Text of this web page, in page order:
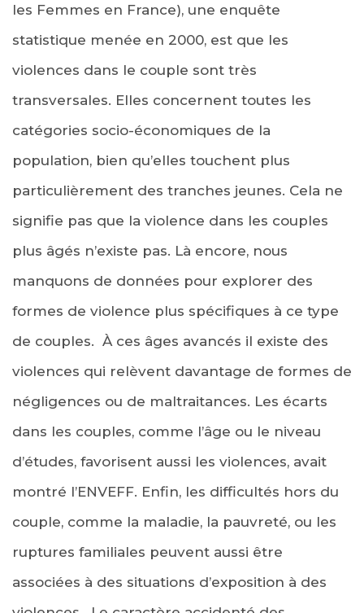
les Femmes en France), une enquête
statistique menée en 2000, est que les
violences dans le couple sont très
transversales. Elles concernent toutes les
catégories socio-économiques de la
population, bien qu’elles touchent plus
particulièrement des tranches jeunes. Cela ne
signifie pas que la violence dans les couples
plus âgés n’existe pas. Là encore, nous
manquons de données pour explorer des
formes de violence plus spécifiques à ce type
de couples. À ces âges avancés il existe des
violences qui relèvent davantage de formes de
négligences ou de maltraitances. Les écarts
dans les couples, comme l’âge ou le niveau
d’études, favorisent aussi les violences, avait
montré l’ENVEFF. Enfin, les difficultés hors du
couple, comme la maladie, la pauvreté, ou les
ruptures familiales peuvent aussi être
associées à des situations d’exposition à des